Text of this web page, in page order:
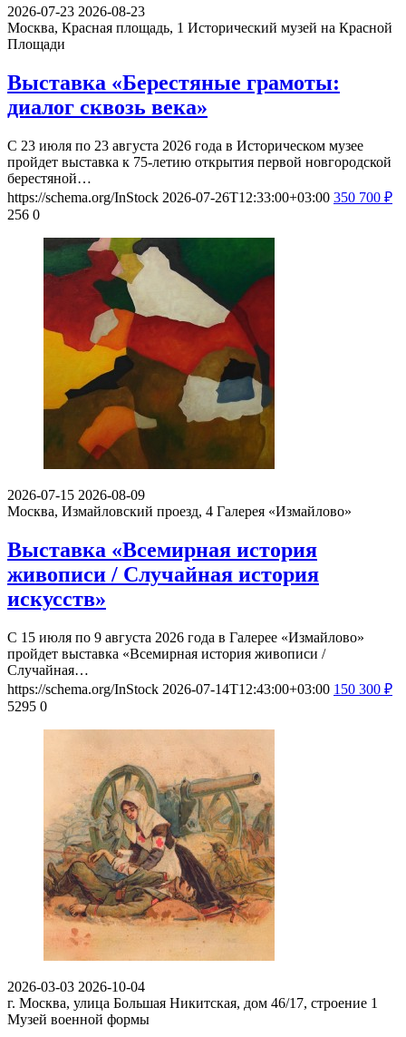
2026-07-23 2026-08-23
Москва, Красная площадь, 1 Исторический музей на Красной
Площади
Выставка «Берестяные грамоты:
диалог сквозь века»
С 23 июля по 23 августа 2026 года в Историческом музее
пройдет выставка к 75-летию открытия первой новгородской
берестяной…
https://schema.org/InStock 2026-07-26T12:33:00+03:00 350 700 ₽
256 0
2026-07-15 2026-08-09
Москва, Измайловский проезд, 4 Галерея «Измайлово»
Выставка «Всемирная история
живописи / Случайная история
искусств»
С 15 июля по 9 августа 2026 года в Галерее «Измайлово»
пройдет выставка «Всемирная история живописи /
Случайная…
https://schema.org/InStock 2026-07-14T12:43:00+03:00 150 300 ₽
5295 0
2026-03-03 2026-10-04
г. Москва, улица Большая Никитская, дом 46/17, строение 1
Музей военной формы